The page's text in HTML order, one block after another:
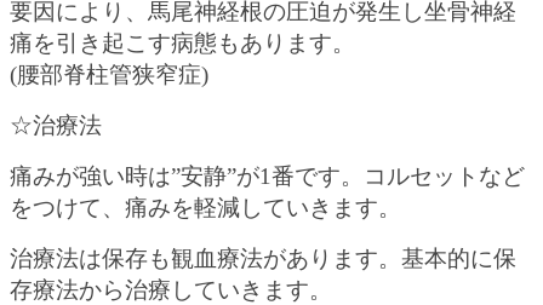
要因により、馬尾神経根の圧迫が発生し坐骨神経
痛を引き起こす病態もあります。
(腰部脊柱管狭窄症)
☆治療法
痛みが強い時は”安静”が1番です。コルセットなど
をつけて、痛みを軽減していきます。
治療法は保存も観血療法があります。基本的に保
存療法から治療していきます。